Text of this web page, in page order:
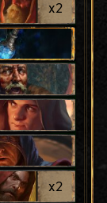
x2
x2